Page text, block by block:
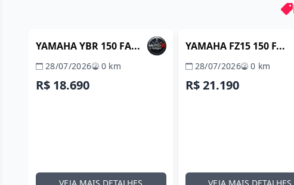
REVENDA VERIFICADA
YAMAHA YBR 150 FA...
28/07/2026 0 km
R$ 18.690
REVENDA VERIFICADA
YAMAHA FZ15 150 F...
28/07/2026 0 km
R$ 21.190